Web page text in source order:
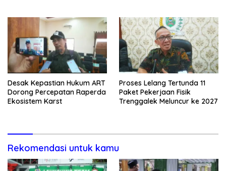
Desak Kepastian Hukum ART
Dorong Percepatan Raperda
Ekosistem Karst
Proses Lelang Tertunda 11
Paket Pekerjaan Fisik
Trenggalek Meluncur ke 2027
Rekomendasi untuk kamu